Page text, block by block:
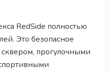
RedSide полностью
Это безопасное
сквером, прогулочными